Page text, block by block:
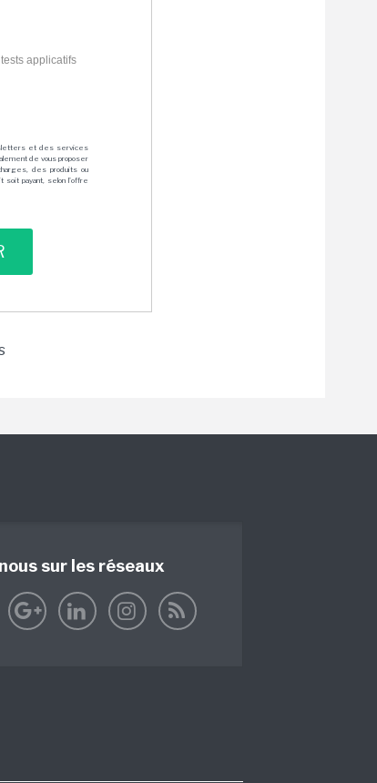
applicatifs
et des services
de vous proposer
des produits ou
soit payant, selon l'offre
sur les réseaux